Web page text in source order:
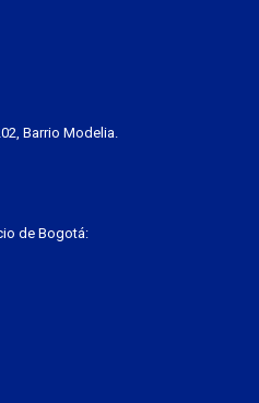
Barrio Modelia.
de Bogotá: